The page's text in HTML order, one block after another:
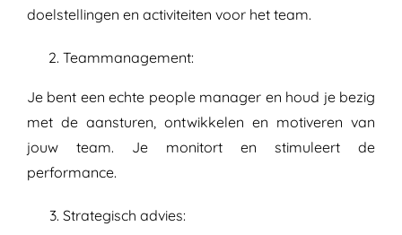
doelstellingen en activiteiten voor het team.
Teammanagement:
Je bent een echte people manager en houd je bezig
met de aansturen, ontwikkelen en motiveren van
jouw team. Je monitort en stimuleert de
performance.
Strategisch advies: